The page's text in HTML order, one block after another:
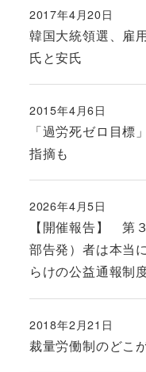
韓国大統領選、雇
氏と安氏
投稿日
2017年4月20日
「過労死ゼロ目
指摘も
投稿日
2015年4月6日
【開催報告】 第
部告発）者は本当
らけの公益通報制
投稿日
2026年4月5日
裁量労働制のどこ
投稿日
2018年2月21日